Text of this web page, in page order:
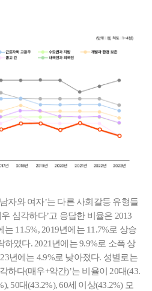
자와 여자’는 다른 사회갈등 유형들
심각하다’고 응답한 비율은 2013
는 11.5%, 2019년에는 11.7%로 상승
하였다. 2021년에는 9.9%로 소폭 상
년에는 4.9%로 낮아졌다. 성별로는
하다(매우+약간)’는 비율이 20대(43.
50대(43.2%), 60세 이상(43.2%) 모